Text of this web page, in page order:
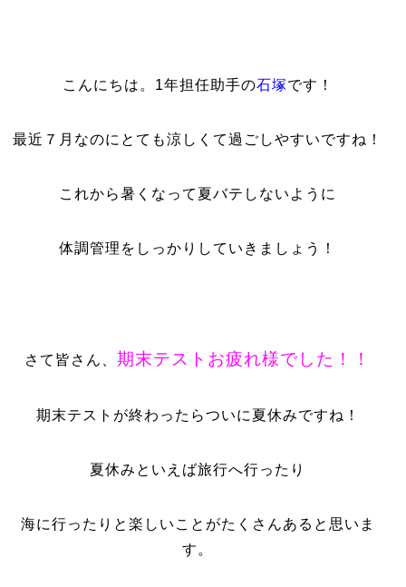
こんにちは。1年担任助手の石塚です！
最近７月なのにとても涼しくて過ごしやすいですね！
これから暑くなって夏バテしないように
体調管理をしっかりしていきましょう！
さて皆さん、期末テストお疲れ様でした！！
期末テストが終わったらついに夏休みですね！
夏休みといえば旅行へ行ったり
海に行ったりと楽しいことがたくさんあると思いま
す。